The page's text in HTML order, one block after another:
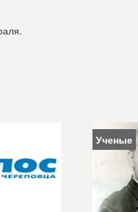
Ученые